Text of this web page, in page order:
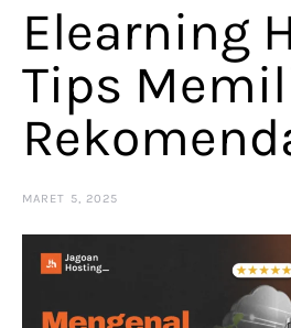
Elearning
Tips
MARET 5, 2025